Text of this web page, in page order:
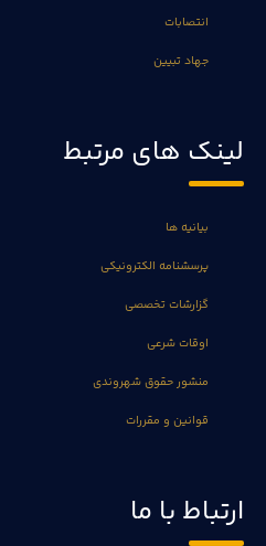
انتصابات
جهاد تبیین
لینک های مرتبط
بیانیه ها
پرسشنامه الکترونیکی
گزارشات تخصصی
اوقات شرعی
منشور حقوق شهروندی
قوانین و مقررات
ارتباط با ما